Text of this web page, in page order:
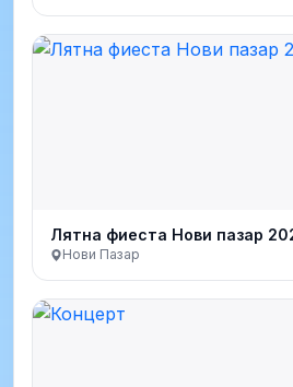
Лятна фиеста Нови пазар
Нови Пазар